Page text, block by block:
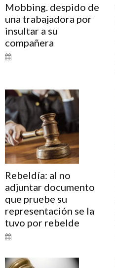
Mobbing. despido de
una trabajadora por
insultar a su
compañera
Rebeldía: al no
adjuntar documento
que pruebe su
representación se la
tuvo por rebelde